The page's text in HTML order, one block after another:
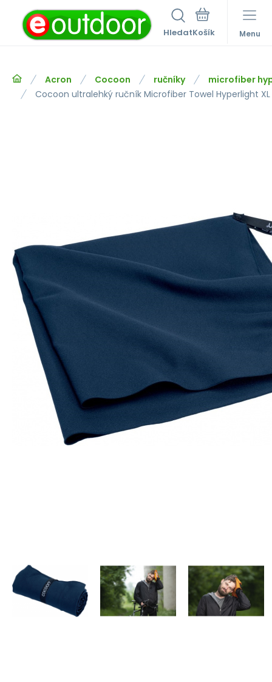
Hledat Menu
Acron Cocoon ručníky
microfiber
Cocoon ultralehký ručník Microfiber Towel Hyperlight